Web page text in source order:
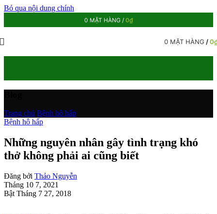
Bỏ qua nội dung chính
0 MẶT HÀNG / 0₫
0 MẶT HÀNG /0
Trang chủ Bệnh hô hấp
Bệnh hô hấp
Những nguyên nhân gây tình trạng khó
thở không phải ai cũng biết
Đăng bởi Thảo Nguyễn
Tháng 10 7, 2021
Bật Tháng 7 27, 2018